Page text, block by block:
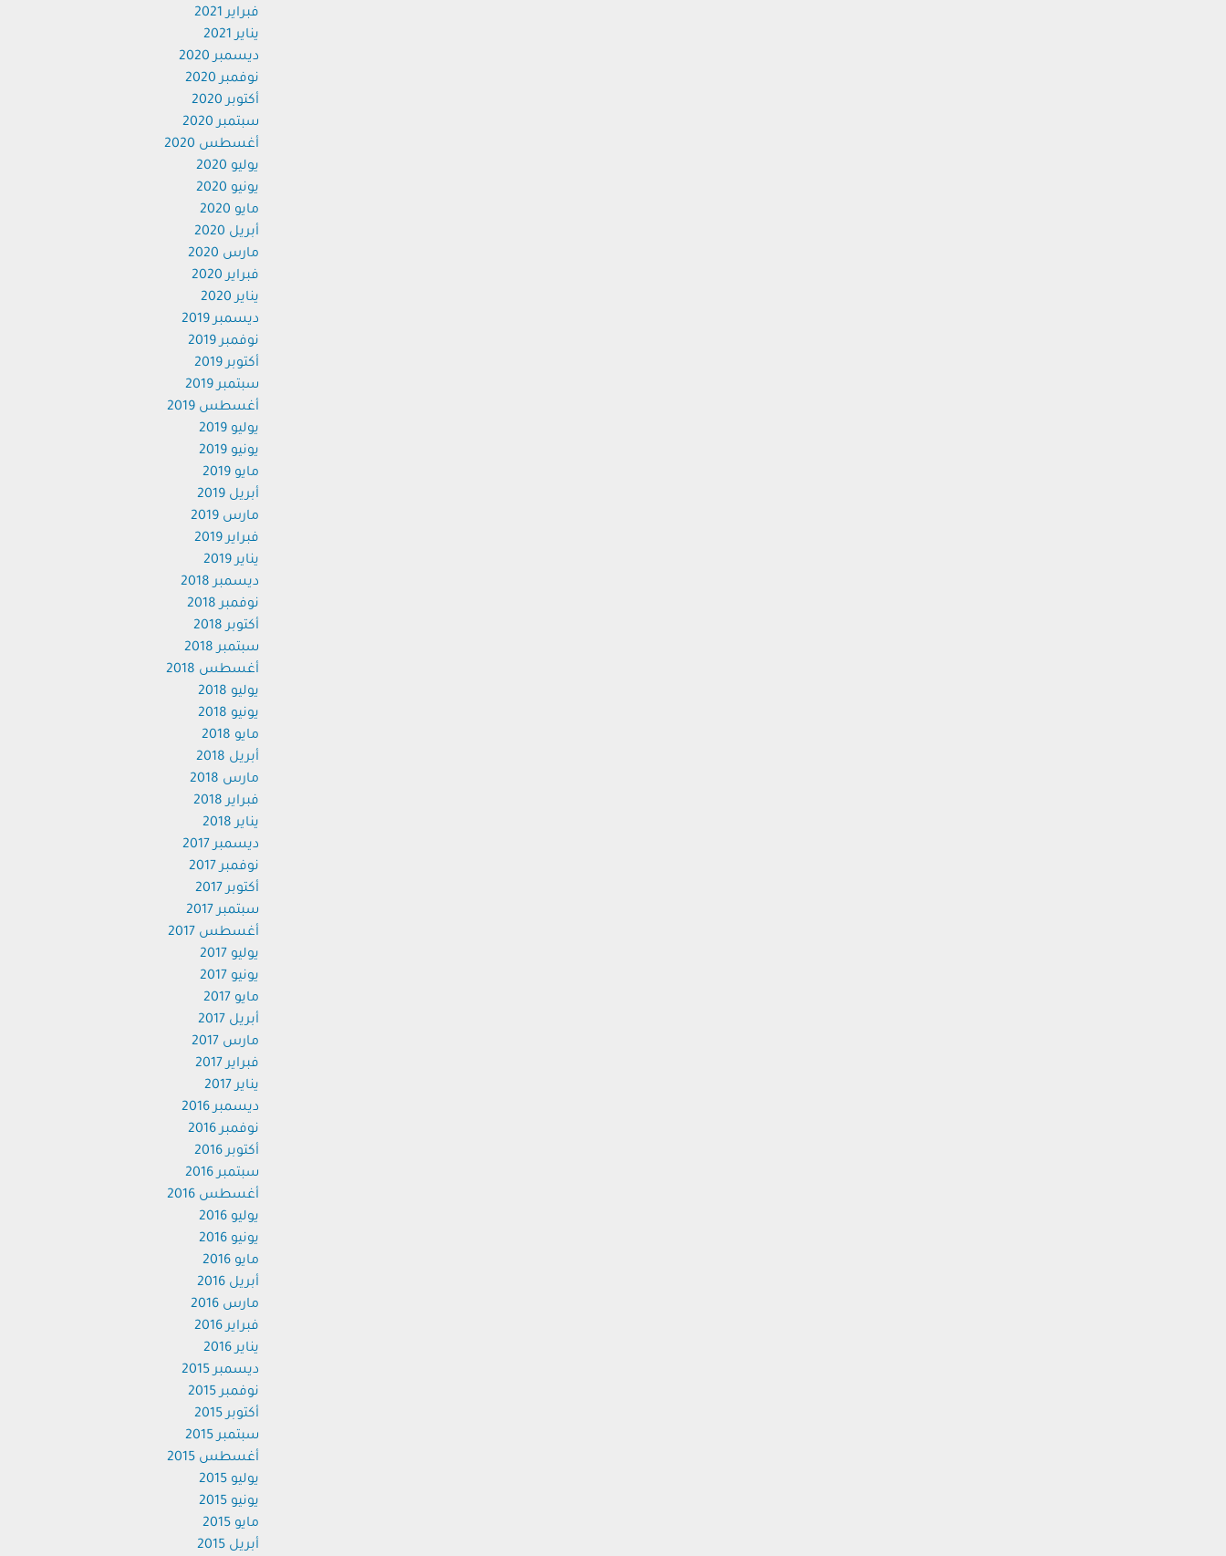
فبراير 2021
يناير 2021
ديسمبر 2020
نوفمبر 2020
أكتوبر 2020
سبتمبر 2020
أغسطس 2020
يوليو 2020
يونيو 2020
مايو 2020
أبريل 2020
مارس 2020
فبراير 2020
يناير 2020
ديسمبر 2019
نوفمبر 2019
أكتوبر 2019
سبتمبر 2019
أغسطس 2019
يوليو 2019
يونيو 2019
مايو 2019
أبريل 2019
مارس 2019
فبراير 2019
يناير 2019
ديسمبر 2018
نوفمبر 2018
أكتوبر 2018
سبتمبر 2018
أغسطس 2018
يوليو 2018
يونيو 2018
مايو 2018
أبريل 2018
مارس 2018
فبراير 2018
يناير 2018
ديسمبر 2017
نوفمبر 2017
أكتوبر 2017
سبتمبر 2017
أغسطس 2017
يوليو 2017
يونيو 2017
مايو 2017
أبريل 2017
مارس 2017
فبراير 2017
يناير 2017
ديسمبر 2016
نوفمبر 2016
أكتوبر 2016
سبتمبر 2016
أغسطس 2016
يوليو 2016
يونيو 2016
مايو 2016
أبريل 2016
مارس 2016
فبراير 2016
يناير 2016
ديسمبر 2015
نوفمبر 2015
أكتوبر 2015
سبتمبر 2015
أغسطس 2015
يوليو 2015
يونيو 2015
مايو 2015
أبريل 2015